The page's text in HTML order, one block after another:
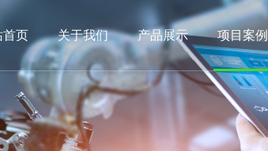
首页 关于我们 产品展示 项目案例